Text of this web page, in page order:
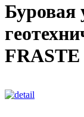
Буровая